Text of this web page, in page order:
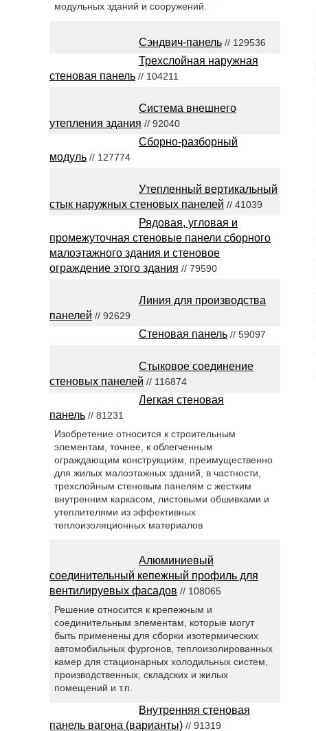
модульных зданий и сооружений.
Сэндвич-панель // 129536
Трехслойная наружная
стеновая панель // 104211
Система внешнего
утепления здания // 92040
Сборно-разборный
модуль // 127774
Утепленный вертикальный
стык наружных стеновых панелей // 41039
Рядовая, угловая и
промежуточная стеновые панели сборного
малоэтажного здания и стеновое
ограждение этого здания // 79590
Линия для производства
панелей // 92629
Стеновая панель // 59097
Стыковое соединение
стеновых панелей // 116874
Легкая стеновая
панель // 81231
Изобретение относится к строительным
элементам, точнее, к облегченным
ограждающим конструкциям, преимущественно
для жилых малоэтажных зданий, в частности,
трехслойным стеновым панелям с жестким
внутренним каркасом, листовыми обшивками и
утеплителями из эффективных
теплоизоляционных материалов
Алюминиевый
соединительный кепежный профиль для
вентилируевых фасадов // 108065
Решение относится к крепежным и
соединительным элементам, которые могут
быть применены для сборки изотермических
автомобильных фургонов, теплоизолированных
камер для стационарных холодильных систем,
производственных, складских и жилых
помещений и т.п.
Внутренняя стеновая
панель вагона (варианты) // 91319